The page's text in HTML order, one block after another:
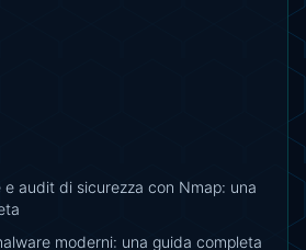
audit di sicurezza con Nmap: una
moderni: una guida completa